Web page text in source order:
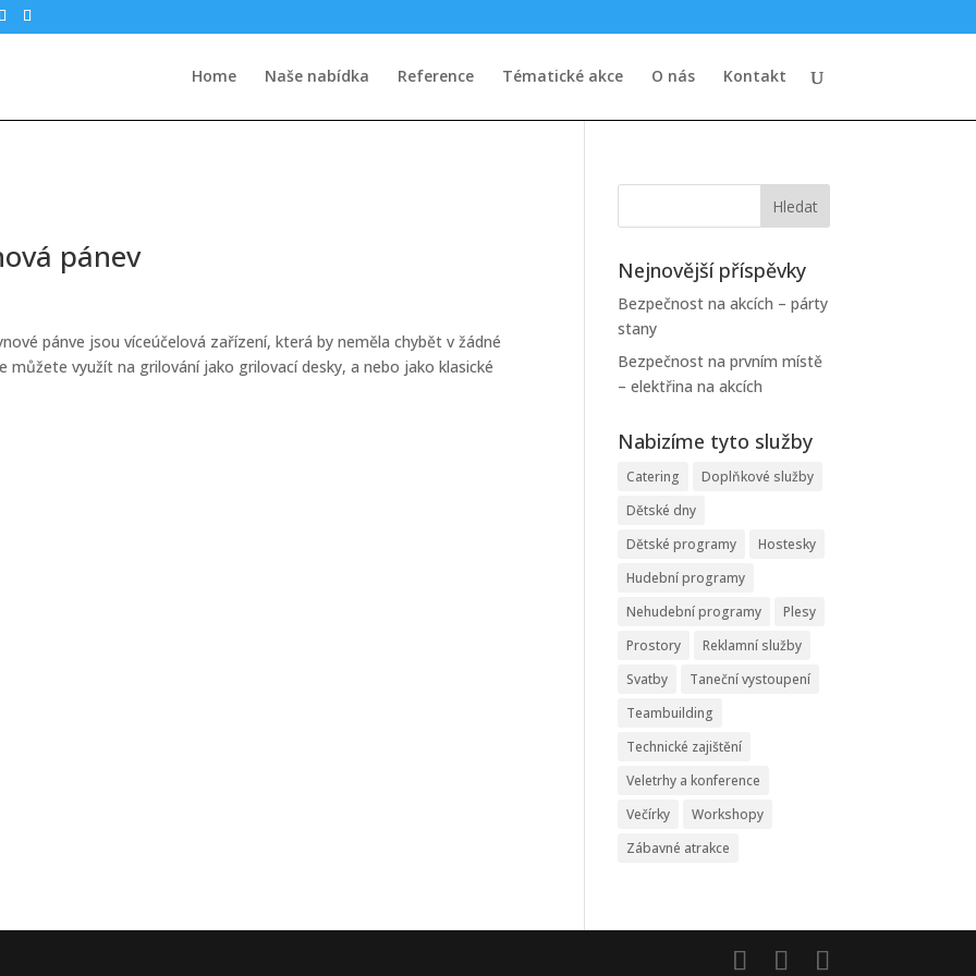
Home Naše nabídka Reference Tématické akce O nás Kontakt
pánev
pánve jsou víceúčelová zařízení, která by neměla chybět v žádné
můžete využít na grilování jako grilovací desky, a nebo jako klasické
Nejnovější příspěvky
Bezpečnost na akcích – párty
stany
Bezpečnost na prvním místě
– elektřina na akcích
Nabizíme tyto služby
Catering
Doplňkové služby
Dětské dny
Dětské programy
Hostesky
Hudební programy
Nehudební programy
Plesy
Prostory
Reklamní služby
Svatby
Taneční vystoupení
Teambuilding
Technické zajištění
Veletrhy a konference
Večírky
Workshopy
Zábavné atrakce